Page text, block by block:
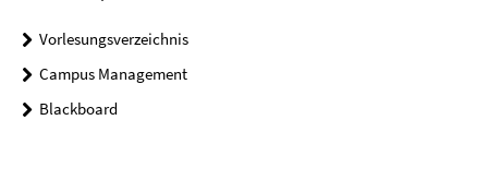
Vorlesungsverzeichnis
Campus Management
Blackboard